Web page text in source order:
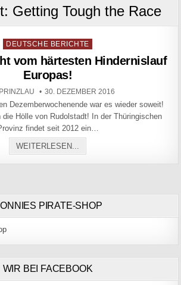
Getting Tough the Race
Posted in
DEUTSCHE BERICHTE
vom härtesten Hindernislauf
Europas!
PUBLISHED DATE:
30. DEZEMBER 2016
Dezemberwochenende war es wieder soweit!
Hölle von Rudolstadt! In der Thüringischen
findet seit 2012 ein…
WEITERLESEN...
PIRATE-SHOP
WIR BEI FACEBOOK